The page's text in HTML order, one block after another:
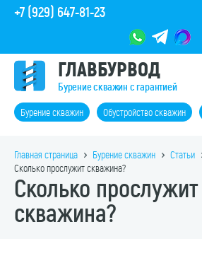
ГЛАВБУРВОД
Бурение скважин с гарантией
+7 (929) 647-81-23
Бурение скважин Обустройство скважин
Главная страница Бурение скважин
Статьи
Сколько прослужит скважина?
Сколько прослужит
скважина?